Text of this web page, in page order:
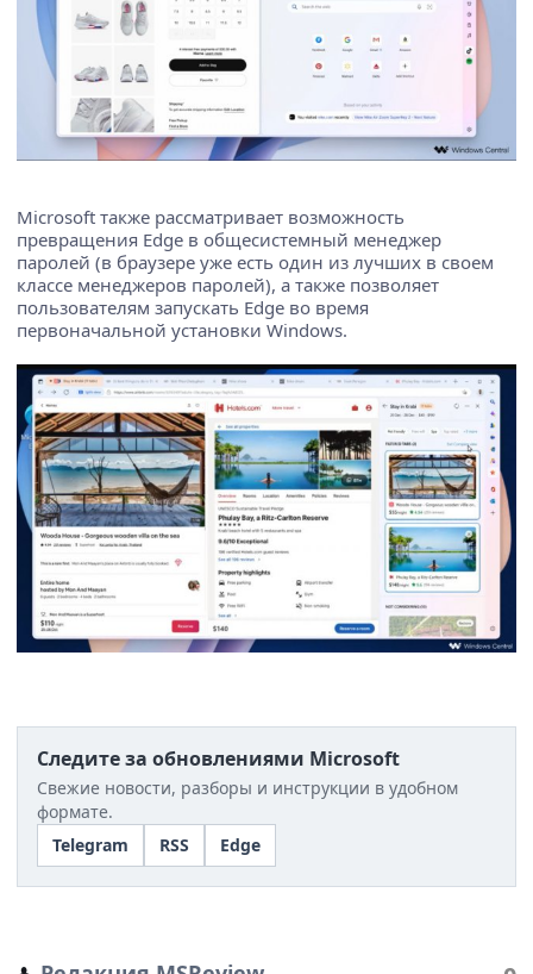
Microsoft также рассматривает возможность
превращения Edge в общесистемный менеджер
паролей (в браузере уже есть один из лучших в своем
классе менеджеров паролей), а также позволяет
пользователям запускать Edge во время
первоначальной установки Windows.
Следите за обновлениями Microsoft
Свежие новости, разборы и инструкции в удобном
формате.
Telegram
RSS Edge